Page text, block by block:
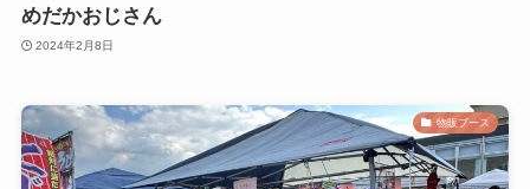
めだかおじさん
2024年2月8日
物販ブース